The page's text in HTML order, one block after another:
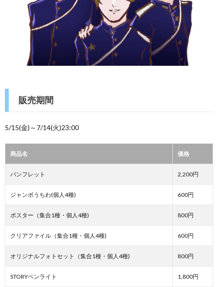
販売期間
5/15(金)～7/14(火)23:00
商品名 価格
パンフレット 2,200円
ジャンボうちわ(個人4種) 600円
ポスター（集合1種・個人4種) 800円
クリアファイル（集合1種・個人4種) 600円
オリジナルフォトセット（集合1種・個人4種) 800円
STORYペンライト 1,800円